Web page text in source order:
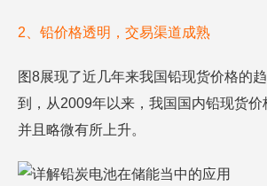
2、铅价格透明，交易渠道成熟
图8展现了近几年来我国铅现货价格的
到，从2009年以来，我国国内铅现货价
并且略微有所上升。